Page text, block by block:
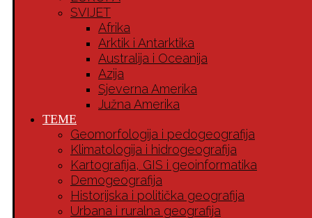
SVIJET
Afrika
Arktik i Antarktika
Australija i Oceanija
Azija
Sjeverna Amerika
Južna Amerika
TEME
Geomorfologija i pedogeografija
Klimatologija i hidrogeografija
Kartografija, GIS i geoinformatika
Demogeografija
Historijska i politička geografija
Urbana i ruralna geografija